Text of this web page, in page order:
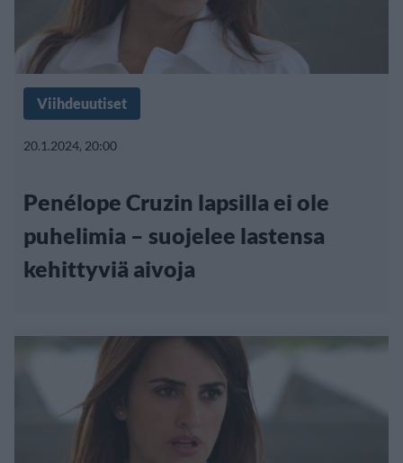
Viihdeuutiset
20.1.2024, 20:00
Penélope Cruzin lapsilla ei ole
puhelimia – suojelee lastensa
kehittyviä aivoja